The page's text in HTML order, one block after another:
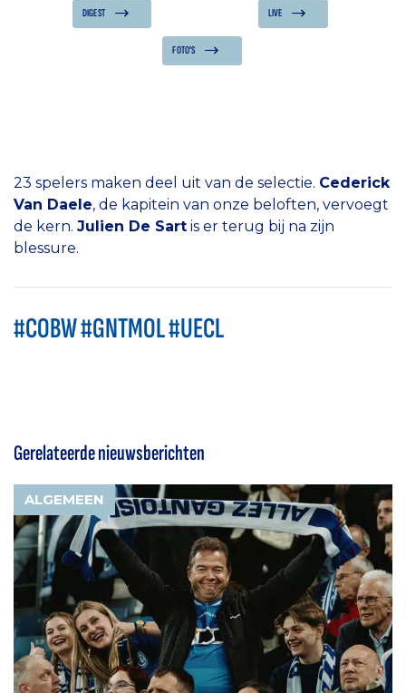
DIGEST LIVE
FOTO'S
23 spelers maken deel uit van de selectie. Cederick
Van Daele, de kapitein van onze beloften, vervoegt
de kern. Julien De Sart is er terug bij na zijn
blessure.
#COBW #GNTMOL #UECL
Gerelateerde nieuwsberichten
ALGEMEEN